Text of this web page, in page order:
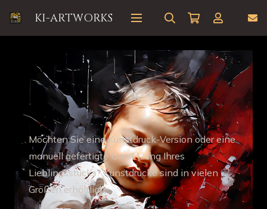
KI-ARTWORKS
Step 2a // Das
Produkttechnische:
Möchten Sie eine Kunstdruck-Version oder eine
manuell gefertigte Umsetzung Ihres
Lieblingsstücks? Kunstdrucke sind in vielen
Größen erhältlich.